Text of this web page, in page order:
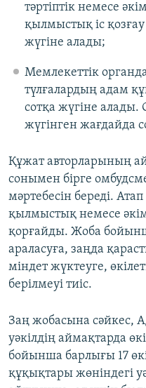
тәртіптік немесе
қылмыстық іс
жүгіне алады;
Мемлекеттік
түлғалардың адам
сотқа жүгіне алады.
жүгінген жағдайда
Құжат авторларының
сонымен бірге
мәртебесін береді.
қылмыстық немесе
қорғайды. Жоба
араласуға, заңда
міндет жүктеуге,
берілмеуі тиіс.
Заң жобасына сәйкес,
уәкілдің аймақтарда
бойынша барлығы 17
құқықтары жөніндегі